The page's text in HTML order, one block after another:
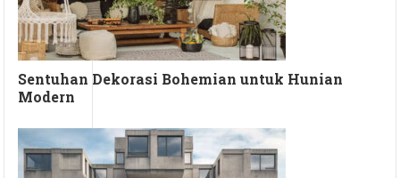
Sentuhan Dekorasi Bohemian untuk Hunian
Modern